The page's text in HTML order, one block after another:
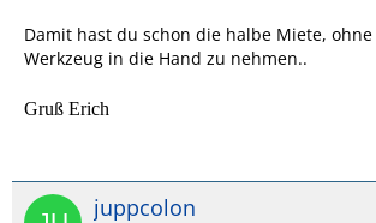
Damit hast du schon die halbe Miete,
Werkzeug in die Hand zu nehmen..
Gruß Erich
juppcolon